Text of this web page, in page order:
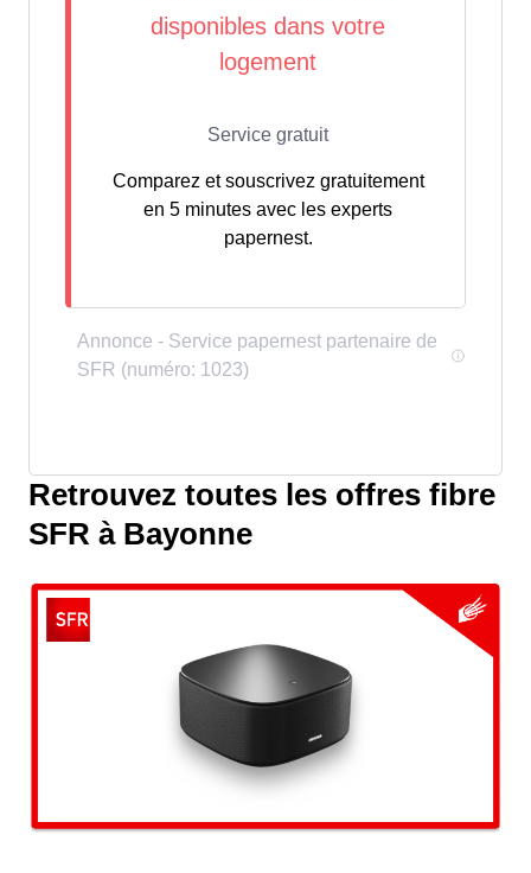
Comparez et souscrivez gratuitement
en 5 minutes avec les experts
papernest.
Retrouvez toutes les offres fibre
SFR à Bayonne